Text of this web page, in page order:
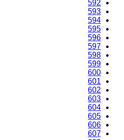
592
593
594
595
596
597
598
599
600
601
602
603
604
605
606
607